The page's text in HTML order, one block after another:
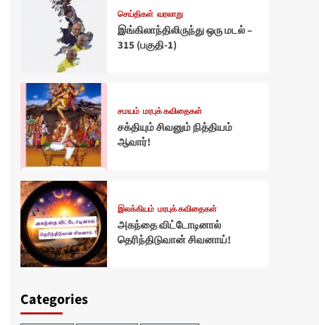
செய்திகள் வரலாறு
இங்கிலாந்திலிருந்து ஒரு மடல் –
315 (பகுதி-1)
சமயம் மரபுக் கவிதைகள்
சக்தியும் சிவனும் நித்தியம்
ஆவார்!
இலக்கியம் மரபுக் கவிதைகள்
அகந்தை விட்டோடினால்
தெரிந்திடுவான் சிவனாய்!
Categories